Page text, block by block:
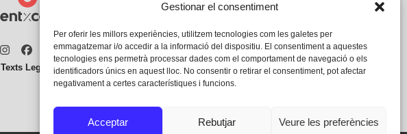
Gestionar el consentiment
Per oferir les millors experiències, utilitzem tecnologies com les galetes per
emmagatzemar i/o accedir a la informació del dispositiu. El consentiment a aquestes
tecnologies ens permetrà processar dades com el comportament de navegació o els
identificadors únics en aquest lloc. No consentir o retirar el consentiment, pot afectar
negativament a certes característiques i funcions.
Acceptar Rebutjar Veure les preferències
Instagram
Facebook
Twitter
Texts Legals